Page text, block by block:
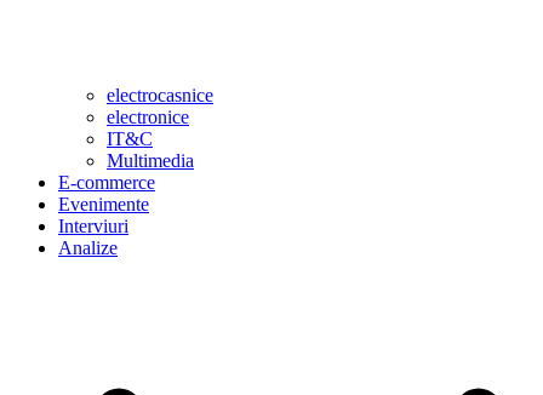
electrocasnice
electronice
IT&C
Multimedia
E-commerce
Evenimente
Interviuri
Analize